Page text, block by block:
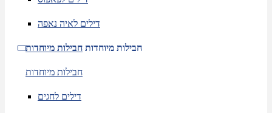
דילים לאיה נאפה
חבילות מיוחדות חבילות מיוחדות
חבילות מיוחדות
דילים לחגים